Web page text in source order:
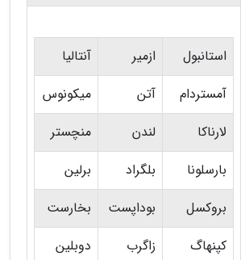
استانبول ازمیر
آنتالیا
آمستردام
آتن
میکونوس
لارناکا
لندن
منچستر
بارسلونا
بلگراد
برلین
بروکسل
بوداپست
بخارست
کپنهاگ
زاگرب
دوبلین